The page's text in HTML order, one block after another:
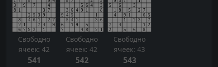
Свободно
ячеек: 42
Свободно
ячеек: 42
Свободно
ячеек: 43
541 542 543